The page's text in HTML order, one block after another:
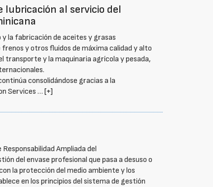
lubricación al servicio del
y la fabricación de aceites y grasas
y otros fluidos de máxima calidad y alto
transporte y la maquinaria agrícola y pesada,
consolidándose gracias a la
Services …[+]
Ampliada del
del envase profesional que pasa a desuso o
la protección del medio ambiente y los
en los principios del sistema de gestión